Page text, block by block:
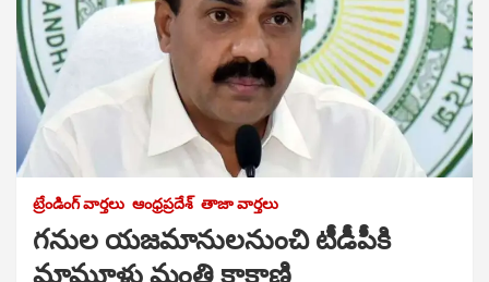
ట్రేండింగ్ వార్తలు ఆంధ్రప్రదేశ్ తాజా వార్తలు
గనుల యజమానులనుంచి టీడీపీకి
మామూళ్లు మంత్రి కాకాణి